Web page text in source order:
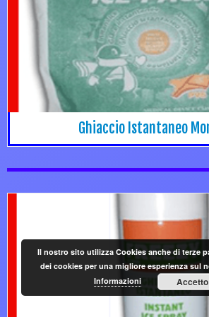
Ghiaccio Istantaneo
Il nostro sito utilizza Cookies anche di terze
dei cookies per una migliore esperienza sul
Informazioni
Accetto